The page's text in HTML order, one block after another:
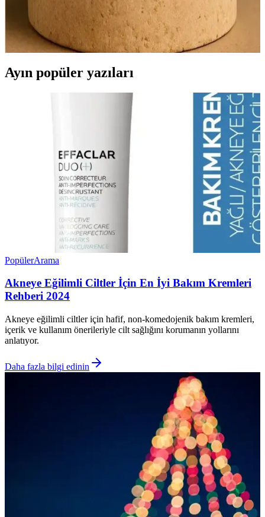
Parlak ve ferahlatıcı vücut spreyleri, ciltte doğal parlaklık ve ferahlık
sağlar, hafif kokular ve nemlendirme özellikleriyle günlük
bakımınıza yenilik katıyor.
Ayın popüler yazıları
PopülerArama
Akneye Eğilimli Ciltler İçin En İyi Bakım Kremleri
Rehberi 2024
Akneye eğilimli ciltler için hafif, non-komedojenik bakım kremleri,
içerik ve kullanım önerileriyle cilt sağlığını korumanın yollarını
anlatıyor.
Daha fazla bilgi edinin